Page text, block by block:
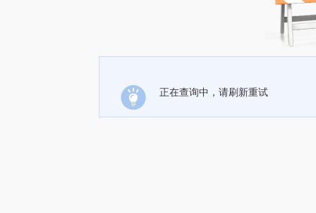
正在查询中，请刷新重试